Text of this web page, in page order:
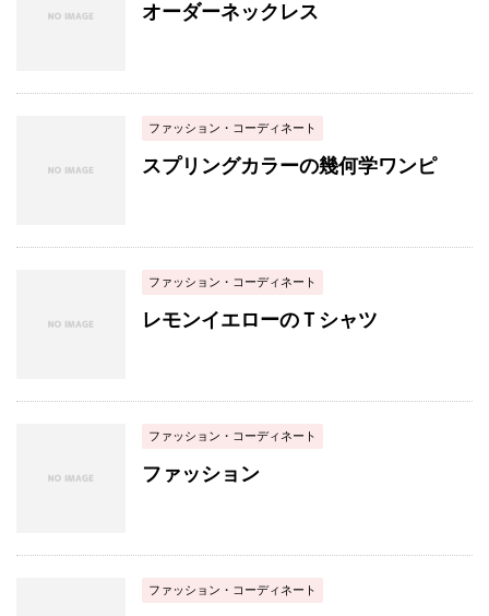
オーダーネックレス
ファッション・コーディネート
スプリングカラーの幾何学ワンピ
ファッション・コーディネート
レモンイエローのＴシャツ
ファッション・コーディネート
ファッション
ファッション・コーディネート